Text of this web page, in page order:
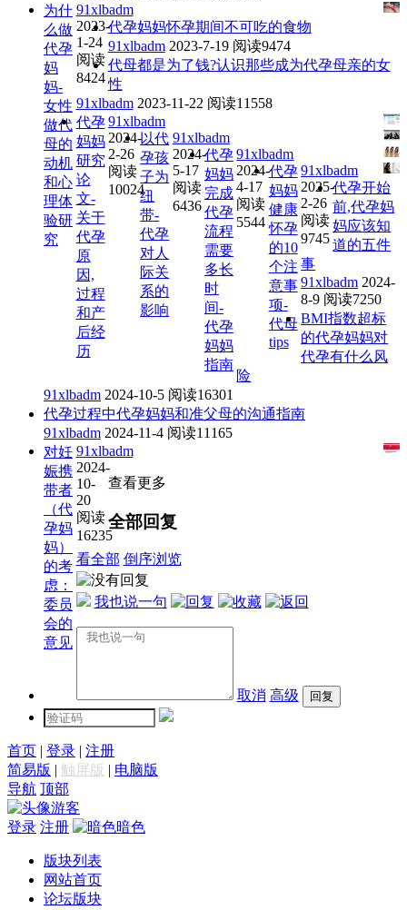
为什
么做
代孕
妈
妈-
女性
做代
母的
动机
和心
理体
验研
究
91xlbadm
2023-
1-24
阅读
8424
代孕妈妈怀孕期间不可吃的食物
91xlbadm 2023-7-19 阅读9474
代母都是为了钱?认识那些成为代孕母亲的女
性
91xlbadm 2023-11-22 阅读11558
代孕
妈妈
研究
论
文-
关于
代孕
原
因,
过程
和产
后经
历
91xlbadm
2024-
2-26
阅读
10024
以代
孕孩
子为
纽
带-
代孕
对人
际关
系的
影响
91xlbadm
2024-
5-17
阅读
6436
代孕
妈妈
完成
代孕
流程
需要
多长
时
间-
代孕
妈妈
指南
91xlbadm
2024-
4-17
阅读
5544
代孕
妈妈
健康
怀孕
的10
个注
意事
项-
代母
tips
91xlbadm
2025-
2-26
阅读
9745
代孕开始
前,代孕妈
妈应该知
道的五件
事
91xlbadm 2024-
8-9 阅读7250
BMI指数超标
的代孕妈妈对
代孕有什么风
险
91xlbadm 2024-10-5 阅读16301
代孕过程中代孕妈妈和准父母的沟通指南
91xlbadm 2024-11-4 阅读11165
对妊
娠携
带者
（代
孕妈
妈）
的考
虑：
委员
会的
意见
91xlbadm
2024-
10-
20
阅读
16235
查看更多
全部回复
看全部 倒序浏览
我也说一句
取消 高级
首页 | 登录 | 注册
简易版 | 触屏版 | 电脑版
导航 顶部
游客
登录 注册 暗色
版块列表
网站首页
论坛版块